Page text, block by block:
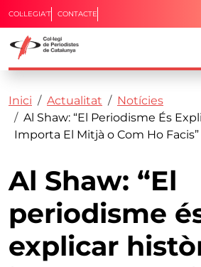
Vés al contingut
Capçalera
COL·LEGIA'T CONTACTE
Fil d'ariadna
Inici Actualitat
Notícies
Al Shaw: “El Periodisme És
Importa El Mitjà o Com Ho Facis”
Al Shaw: “El
periodisme
explicar